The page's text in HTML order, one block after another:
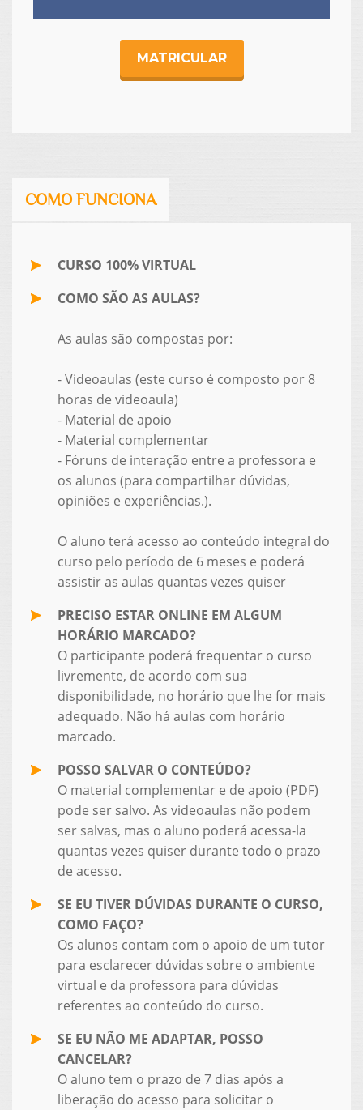
MATRICULAR
COMO FUNCIONA
CURSO 100% VIRTUAL
COMO SÃO AS AULAS?
As aulas são compostas por:
- Videoaulas (este curso é composto por 8
horas de videoaula)
- Material de apoio
- Material complementar
- Fóruns de interação entre a professora e
os alunos (para compartilhar dúvidas,
opiniões e experiências.).
O aluno terá acesso ao conteúdo integral do
curso pelo período de 6 meses e poderá
assistir as aulas quantas vezes quiser
PRECISO ESTAR ONLINE EM ALGUM
HORÁRIO MARCADO?
O participante poderá frequentar o curso
livremente, de acordo com sua
disponibilidade, no horário que lhe for mais
adequado. Não há aulas com horário
marcado.
POSSO SALVAR O CONTEÚDO?
O material complementar e de apoio (PDF)
pode ser salvo. As videoaulas não podem
ser salvas, mas o aluno poderá acessa-la
quantas vezes quiser durante todo o prazo
de acesso.
SE EU TIVER DÚVIDAS DURANTE O CURSO,
COMO FAÇO?
Os alunos contam com o apoio de um tutor
para esclarecer dúvidas sobre o ambiente
virtual e da professora para dúvidas
referentes ao conteúdo do curso.
SE EU NÃO ME ADAPTAR, POSSO
CANCELAR?
O aluno tem o prazo de 7 dias após a
liberação do acesso para solicitar o